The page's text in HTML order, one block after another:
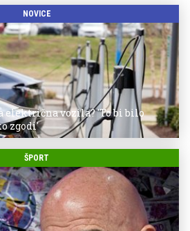
NOVICE
električna vozila? 'To bi bilo
zgodi'
ŠPORT